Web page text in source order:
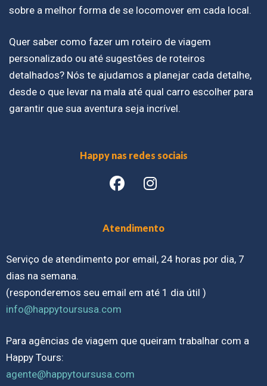
sobre a melhor forma de se locomover em cada local.
Quer saber como fazer um roteiro de viagem
personalizado ou até sugestões de roteiros
detalhados? Nós te ajudamos a planejar cada detalhe,
desde o que levar na mala até qual carro escolher para
garantir que sua aventura seja incrível.
Happy nas redes sociais
Atendimento
Serviço de atendimento por email, 24 horas por dia, 7
dias na semana.
(responderemos seu email em até 1 dia útil )
info@happytoursusa.com
Para agências de viagem que queiram trabalhar com a
Happy Tours:
agente@happytoursusa.com